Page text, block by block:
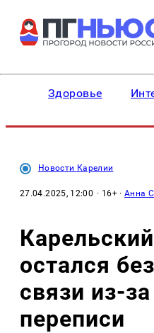
Здоровье
Новости Карелии
27.04.2025, 12:00 · 16+ ·Анна
остался
связи из-
переписи